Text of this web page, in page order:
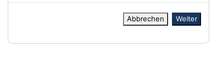
Abbrechen Weiter